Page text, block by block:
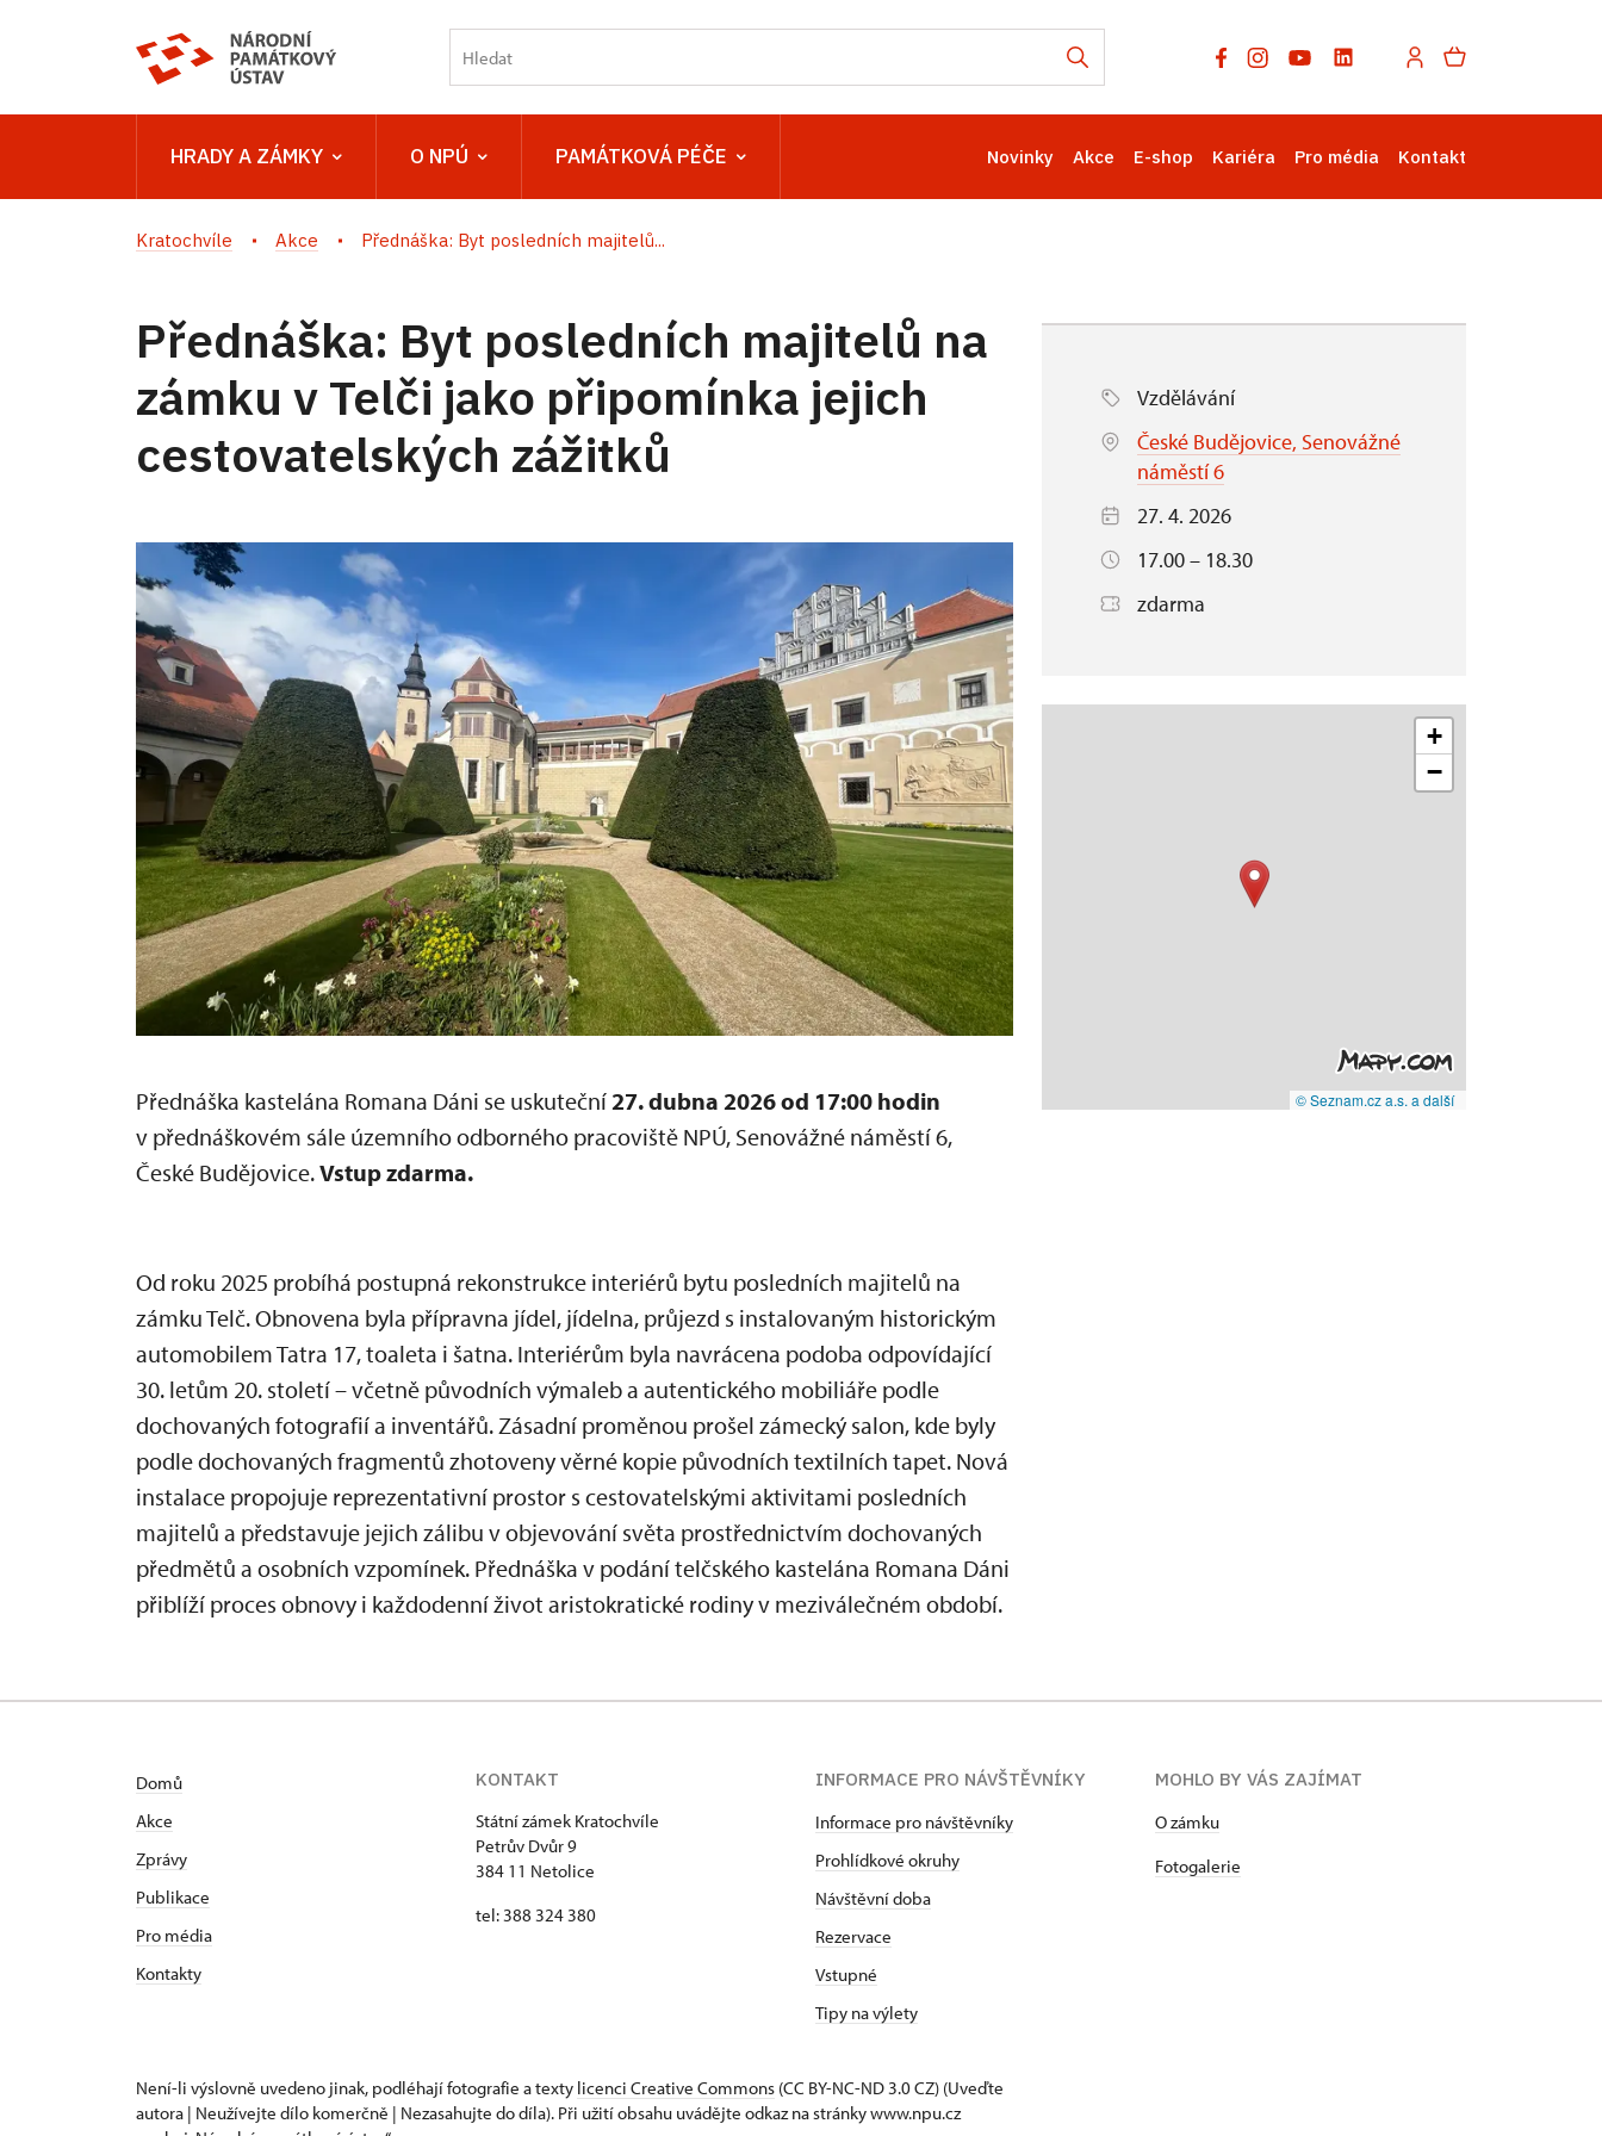
HRADY A ZÁMKY O NPÚ PAMÁTKOVÁ PÉČE Novinky Akce E-shop Kariéra Pro média Kontakt
Kratochvíle Akce Přednáška: Byt posledních majitelů...
Přednáška: Byt posledních majitelů na
zámku v Telči jako připomínka jejich
cestovatelských zážitků
Přednáška kastelána Romana Dáni se uskuteční27. dubna 2026 od 17:00 hodin
v přednáškovém sále územního odborného pracoviště NPÚ, Senovážné náměstí 6,
České Budějovice.Vstup zdarma.
Od roku 2025 probíhá postupná rekonstrukce interiérů bytu posledních majitelů na
zámku Telč. Obnovena byla přípravna jídel, jídelna, průjezd s instalovaným historickým
automobilem Tatra 17, toaleta i šatna. Interiérům byla navrácena podoba odpovídající
30. letům 20. století – včetně původních výmaleb a autentického mobiliáře podle
dochovaných fotografií a inventářů. Zásadní proměnou prošel zámecký salon, kde byly
podle dochovaných fragmentů zhotoveny věrné kopie původních textilních tapet. Nová
instalace propojuje reprezentativní prostor s cestovatelskými aktivitami posledních
majitelů a představuje jejich zálibu v objevování světa prostřednictvím dochovaných
předmětů a osobních vzpomínek. Přednáška v podání telčského kastelána Romana Dáni
přiblíží proces obnovy i každodenní život aristokratické rodiny v meziválečném období.
Vzdělávání
České Budějovice, Senovážné
náměstí 6
27. 4. 2026
17.00 – 18.30
zdarma
+
−
© Seznam.cz a.s. a další
Domů
Akce
Zprávy
Publikace
Pro média
Kontakty
KONTAKT
Státní zámek Kratochvíle
Petrův Dvůr 9
384 11 Netolice
tel: 388 324 380
INFORMACE PRO NÁVŠTĚVNÍKY
Informace pro návštěvníky
Prohlídkové okruhy
Návštěvní doba
Rezervace
Vstupné
Tipy na výlety
MOHLO BY VÁS ZAJÍMAT
​​​​​​O zámku
Fotogalerie
Není-li výslovně uvedeno jinak, podléhají fotografie a texty licenci Creative Commons (CC BY-NC-ND 3.0 CZ) (Uveďte
autora | Neužívejte dílo komerčně | Nezasahujte do díla). Při užití obsahu uvádějte odkaz na stránky www.npu.cz